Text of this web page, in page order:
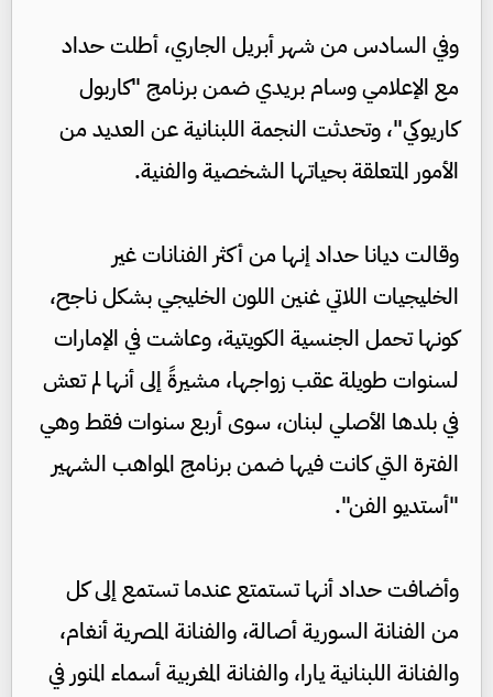
وفي السادس من شهر أبريل الجاري، أطلت حداد
مع الإعلامي وسام بريدي ضمن برنامج "كاربول
كاريوكي"، وتحدثت النجمة اللبنانية عن العديد من
الأمور المتعلقة بحياتها الشخصية والفنية.
وقالت ديانا حداد إنها من أكثر الفنانات غير
الخليجيات اللاتي غنين اللون الخليجي بشكل ناجح،
كونها تحمل الجنسية الكويتية، وعاشت في الإمارات
لسنوات طويلة عقب زواجها، مشيرةً إلى أنها لم تعش
في بلدها الأصلي لبنان، سوى أربع سنوات فقط وهي
الفترة التي كانت فيها ضمن برنامج المواهب الشهير
"أستديو الفن".
وأضافت حداد أنها تستمتع عندما تستمع إلى كل
من الفنانة السورية أصالة، والفنانة المصرية أنغام،
والفنانة اللبنانية يارا، والفنانة المغربية أسماء المنور في